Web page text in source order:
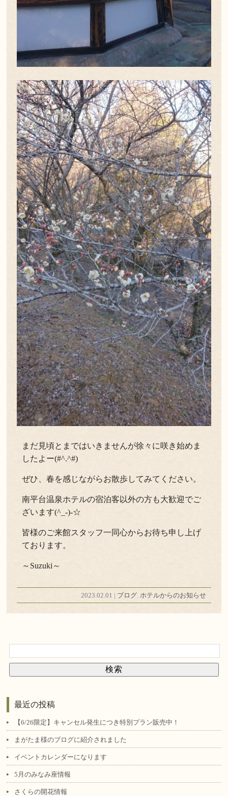
まだ見頃とまではいきませんが徐々に咲き始めま
したよー(#^.^#)
ぜひ、春を感じながらお散歩してみてください。
南平台温泉ホテルの宿泊客以外の方も大歓迎でご
ざいます(^_-)-☆
皆様のご来館スタッフ一同心からお待ち申し上げ
ております。
～Suzuki～
2023.02.01 | ブログ. ホテルからのお知らせ
最近の投稿
【6/26限定】キャンセル発生につき特別プラン販売中！
まがたま様のブログに紹介されました
イベントカレンダーになります
5月のみなみ座情報
さくらの開花情報